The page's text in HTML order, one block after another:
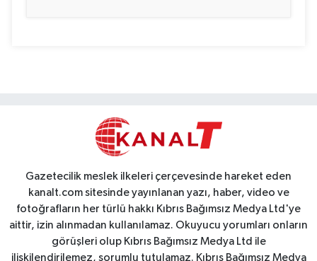
Gazetecilik meslek ilkeleri çerçevesinde hareket eden
kanalt.com sitesinde yayınlanan yazı, haber, video ve
fotoğrafların her türlü hakkı Kıbrıs Bağımsız Medya Ltd'ye
aittir, izin alınmadan kullanılamaz. Okuyucu yorumları onların
görüşleri olup Kıbrıs Bağımsız Medya Ltd ile
ilişkilendirilemez, sorumlu tutulamaz. Kıbrıs Bağımsız Medya